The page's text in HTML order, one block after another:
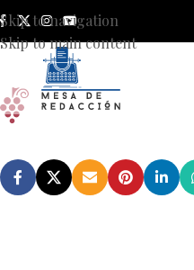
Skip to navigation
Skip to main content